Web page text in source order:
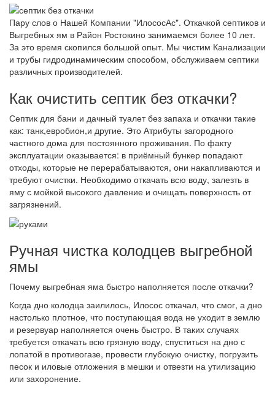
Пару слов о Нашей Компании "ИлососАс". Откачкой септиков и
Выгребных ям в Район Ростокино занимаемся более 10 лет.
За это время скопился большой опыт. Мы чистим Канализации
и трубы гидродинамическим способом, обслуживаем септики
различных производителей.
Как очистить септик без откачки?
Септик для бани и дачный туалет без запаха и откачки такие
как: танк,евробион,и другие. Это Атрибуты загородного
частного дома для постоянного проживания. По факту
эксплуатации оказывается: в приёмный бункер попадают
отходы, которые не перерабатываются, они накапливаются и
требуют очистки. Необходимо откачать всю воду, залезть в
яму с мойкой высокого давление и очищать поверхность от
загрязнений.
Ручная чистка колодцев выгребной
ямы
Почему выгребная яма быстро наполняется после откачки?
Когда дно колодца заилилось, Илосос откачал, что смог, а дно
настолько плотное, что поступающая вода не уходит в землю
и резервуар наполняется очень быстро. В таких случаях
требуется откачать всю грязную воду, спуститься на дно с
лопатой в противогазе, провести глубокую очистку, погрузить
песок и иловые отложения в мешки и отвезти на утилизацию
или захоронение.